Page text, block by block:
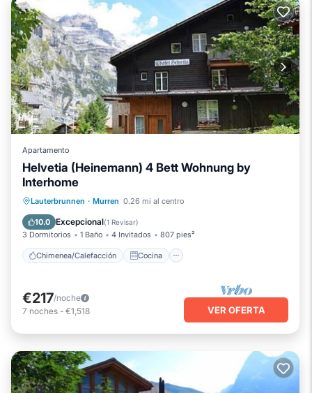
Apartamento
Helvetia (Heinemann) 4 Bett Wohnung by
Interhome
Lauterbrunnen · Murren 0.26 mi al centro
10.0 Excepcional(1 Revisar)
3 Dormitorios 1 Baño 4 Invitados 807 pies²
Chimenea/Calefacción Cocina
Chimenea/Calefacción
Cocina
Internet
Apto para niños
€217/noche
7 noches - €1,518 VER OFERTA